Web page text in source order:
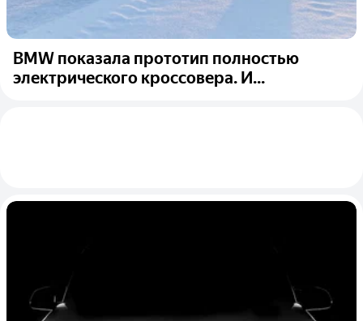
BMW показала прототип полностью
электрического кроссовера. И...